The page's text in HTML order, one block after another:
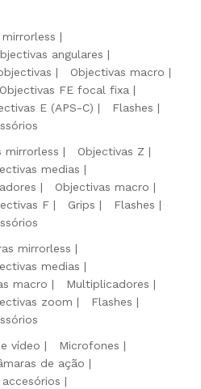
mirrorless
angulares
Objectivas macro
Objectivas FE focal fixa
E (APS-C)
Flashes
mirrorless
Objectivas Z
medias
Objectivas macro
F Grips
Flashes
mirrorless
medias
macro
Multiplicadores
zoom
Flashes
vídeo
Microfones
de ação